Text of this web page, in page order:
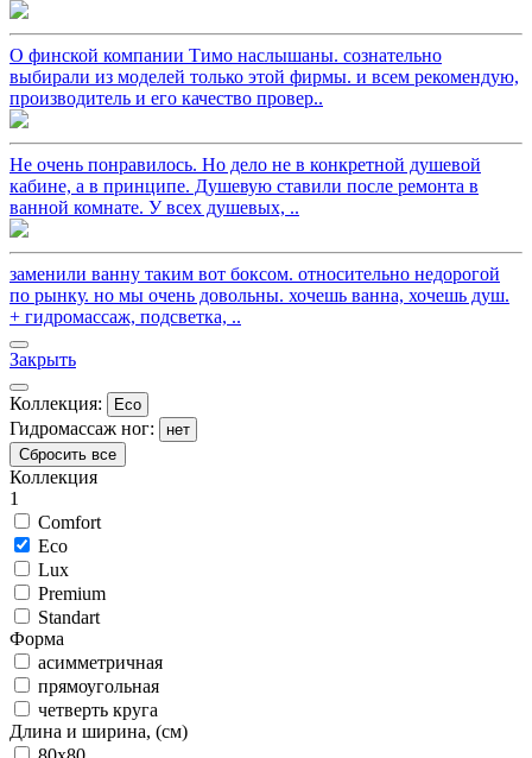
О финской компании Тимо наслышаны. сознательно
выбирали из моделей только этой фирмы. и всем рекомендую,
производитель и его качество провер..
Не очень понравилось. Но дело не в конкретной душевой
кабине, а в принципе. Душевую ставили после ремонта в
ванной комнате. У всех душевых, ..
заменили ванну таким вот боксом. относительно недорогой
по рынку. но мы очень довольны. хочешь ванна, хочешь душ.
+ гидромассаж, подсветка, ..
Закрыть
Коллекция: Eco
Гидромассаж ног:
нет
Сбросить все
Коллекция
1
Comfort
Eco
Lux
Premium
Standart
Форма
асимметричная
прямоугольная
четверть круга
Длина и ширина, (см)